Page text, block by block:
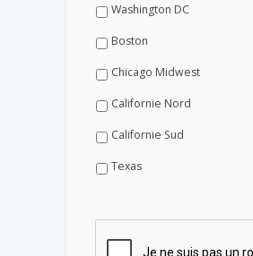
Washington DC
Boston
Chicago Midwest
Californie Nord
Californie Sud
Texas